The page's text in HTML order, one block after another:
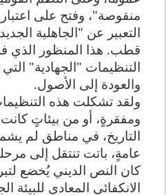
منقوصة"، وفتح على
التعبير عن "الجاهلية
قطب. هذا المنظور
التنظيمات "الجهادية" التي
والعودة إلى الأصول.
ولقد تشكلت هذه
ومفقرةٍ، أو من بيئاتٍ
التاريخ، في مناطق لم
عامةٍ، باتت تنتقل إلى
كان النص الديني يُخضع
الانكفائي المعادي للبيئة